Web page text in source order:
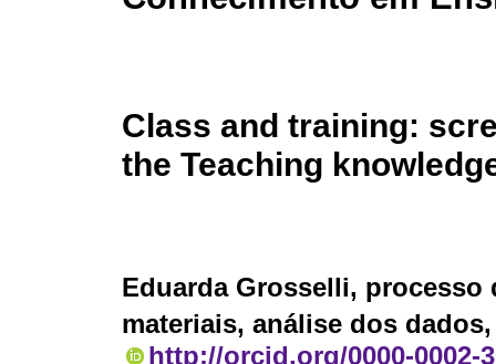
Class and training:
the Teaching
Eduarda Grosselli, processo
materiais, análise dos
http://orcid.org/0000-0002-